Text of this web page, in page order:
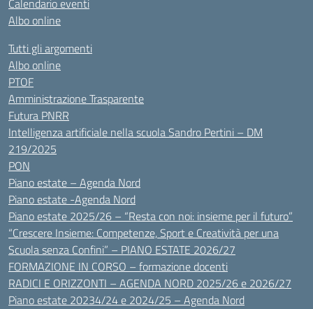
Calendario eventi
Albo online
Tutti gli argomenti
Albo online
PTOF
Amministrazione Trasparente
Futura PNRR
Intelligenza artificiale nella scuola Sandro Pertini – DM
219/2025
PON
Piano estate – Agenda Nord
Piano estate -Agenda Nord
Piano estate 2025/26 – “Resta con noi: insieme per il futuro”
“Crescere Insieme: Competenze, Sport e Creatività per una
Scuola senza Confini” – PIANO ESTATE 2026/27
FORMAZIONE IN CORSO – formazione docenti
RADICI E ORIZZONTI – AGENDA NORD 2025/26 e 2026/27
Piano estate 20234/24 e 2024/25 – Agenda Nord